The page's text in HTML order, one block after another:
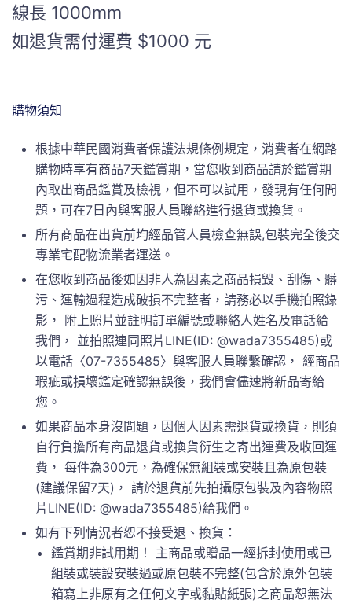
線長 1000mm
如退貨需付運費 $1000 元
購物須知
根據中華民國消費者保護法規條例規定，消費者在網路
購物時享有商品7天鑑賞期，當您收到商品請於鑑賞期
內取出商品鑑賞及檢視，但不可以試用，發現有任何問
題，可在7日內與客服人員聯絡進行退貨或換貨。
所有商品在出貨前均經品管人員檢查無誤,包裝完全後交
專業宅配物流業者運送。
在您收到商品後如因非人為因素之商品損毀、刮傷、髒
污、運輸過程造成破損不完整者，請務必以手機拍照錄
影， 附上照片並註明訂單編號或聯絡人姓名及電話給
我們， 並拍照連同照片LINE(ID: @wada7355485)或
以電話〈07-7355485〉與客服人員聯繫確認， 經商品
瑕疵或損壞鑑定確認無誤後，我們會儘速將新品寄給
您。
如果商品本身沒問題，因個人因素需退貨或換貨，則須
自行負擔所有商品退貨或換貨衍生之寄出運費及收回運
費， 每件為300元，為確保無組裝或安裝且為原包裝
(建議保留7天)， 請於退貨前先拍攝原包裝及內容物照
片LINE(ID: @wada7355485)給我們。
如有下列情況者恕不接受退、換貨：
鑑賞期非試用期！ 主商品或贈品一經拆封使用或已
組裝或裝設安裝過或原包裝不完整(包含於原外包裝
箱寫上非原有之任何文字或黏貼紙張)之商品恕無法